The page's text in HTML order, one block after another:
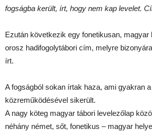
fogságba került, írt, hogy nem kap levelet.
Ezután következik egy fonetikusan, magyar
orosz hadifogolytábori cím, melyre
írt.
A fogságból sokan írtak haza, ami gyakran
közreműködésével sikerült.
A nagy köteg magyar tábori levelezőlap
néhány német, sőt, fonetikus – magyar